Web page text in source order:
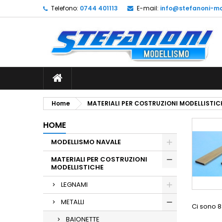
Telefono: 0744 401113 E-mail: info@stefanoni-
Home MATERIALI PER COSTRUZIONI
HOME
MODELLISMO NAVALE
MATERIALI PER COSTRUZIONI
MODELLISTICHE
LEGNAMI
METALLI
BAIONETTE
Ci sono